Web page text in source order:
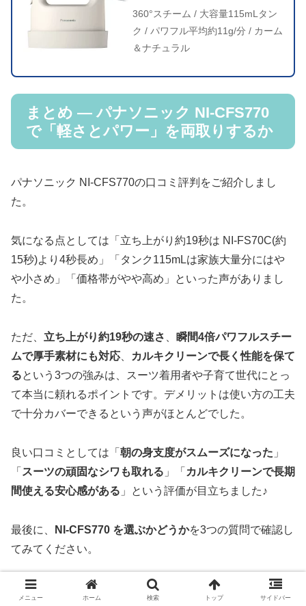
360°スチーム / 大容量115mLタン
ク / パワフル平均約11g/分 / カーム
＆ナチュラル
まとめ — パナソニック NI-CFS770
で「軽さとパワー」を両取りするか
パナソニック NI-CFS770の口コミ評判をご紹介しまし
た。
気になる点としては「立ち上がり約19秒は NI-FS70C(約
15秒)より4秒長め」「タンク115mLは家族大量分にはや
や小さめ」「価格帯がやや高め」といった声がありまし
た。
ただ、 立ち上がり約19秒の速さ
瞬間4倍パワフルスチー
ムで厚手素材にも対応
カルキクリーンで長く性能を保て
るという3つの強みは、スーツ着用者や子育て世代にとっ
て本当に頼れるポイントです。デメリットは使い方の工夫
で十分カバーできるという声がほとんどでした。
良い口コミとしては「 朝の身支度がスムーズになった 」
「 スーツの頑固なシワも取れる 」「 カルキクリーンで長期
間使える安心感がある 」という評価が目立ちました♪
最後に、 NI-CFS770 を選ぶかどうかを3つの質問で確認し
てみてください。
Q1. 毎日スーツや厚手の衣類を整えますか？
メニュー ホーム 検索 トップ サイドバー